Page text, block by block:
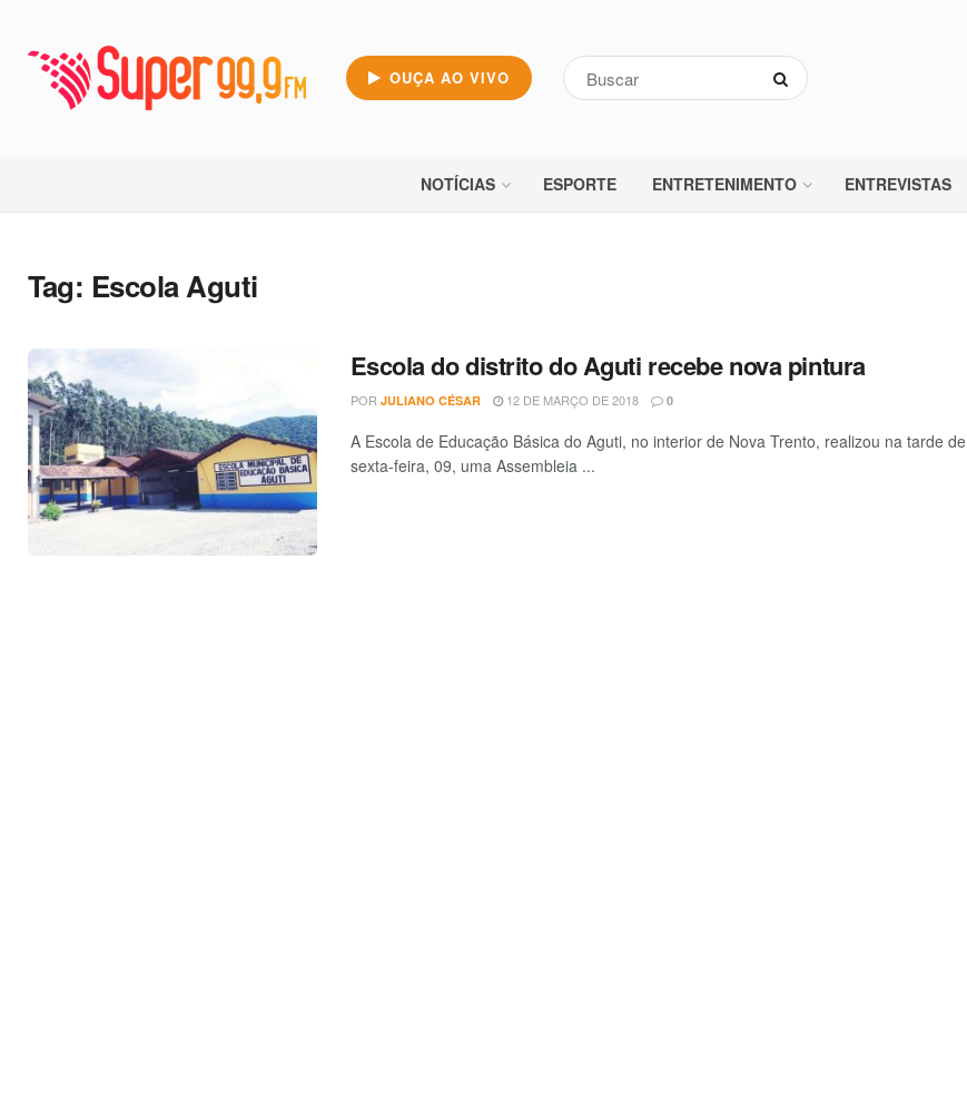
OUÇA AO VIVO
NOTÍCIAS ESPORTE ENTRETENIMENTO ENTREVISTAS
Tag: Escola Aguti
Escola do distrito do Aguti recebe nova pintura
POR JULIANO CÉSAR 12 DE MARÇO DE 2018 0
A Escola de Educação Básica do Aguti, no interior de Nova Trento, realizou na tarde de
sexta-feira, 09, uma Assembleia ...